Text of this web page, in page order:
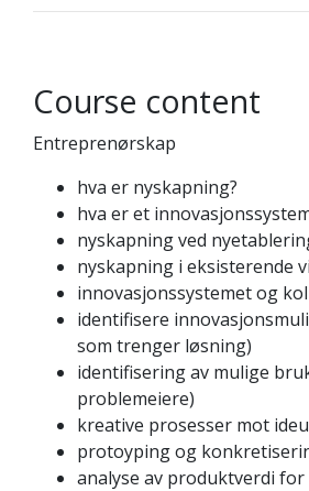
Course content
Entreprenørskap
hva er nyskapning?
hva er et
nyskapning ved
nyskapning i eksisterende
innovasjonssystemet og
identifisere
som trenger løsning)
identifisering av mulige
problemeiere)
kreative prosesser mot
protoyping og
analyse av produktverdi